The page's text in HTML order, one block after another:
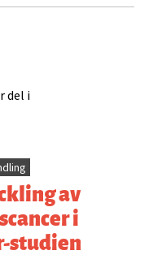
del i
av
i
studien